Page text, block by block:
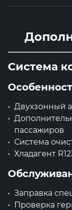
Система
Двухзонный
пассажиров
Система
Хладагент
Заправка
Проверка